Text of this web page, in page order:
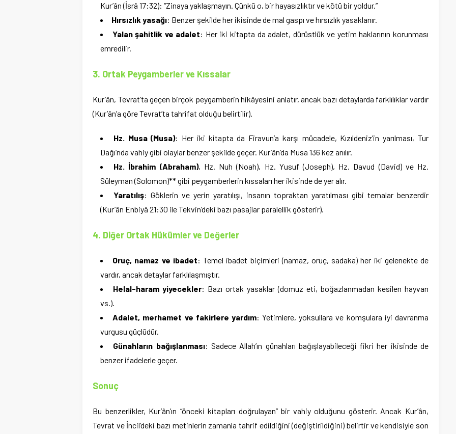
Kur’ân (İsrâ 17:32): “Zinaya yaklaşmayın. Çünkü o, bir hayasızlıktır ve kötü bir yoldur.”
Hırsızlık yasağı: Benzer şekilde her ikisinde de mal gaspı ve hırsızlık yasaklanır.
Yalan şahitlik ve adalet: Her iki kitapta da adalet, dürüstlük ve yetim haklarının korunması
emredilir.
3. Ortak Peygamberler ve Kıssalar
Kur’ân, Tevrat’ta geçen birçok peygamberin hikâyesini anlatır, ancak bazı detaylarda farklılıklar vardır
(Kur’ân’a göre Tevrat’ta tahrifat olduğu belirtilir).
Hz. Musa (Musa): Her iki kitapta da Firavun’a karşı mücadele, Kızıldeniz’in yarılması, Tur
Dağı’nda vahiy gibi olaylar benzer şekilde geçer. Kur’ân’da Musa 136 kez anılır.
Hz. İbrahim (Abraham), Hz. Nuh (Noah), Hz. Yusuf (Joseph), Hz. Davud (David) ve Hz.
Süleyman (Solomon)** gibi peygamberlerin kıssaları her ikisinde de yer alır.
Yaratılış: Göklerin ve yerin yaratılışı, insanın topraktan yaratılması gibi temalar benzerdir
(Kur’ân Enbiyâ 21:30 ile Tekvin’deki bazı pasajlar paralellik gösterir).
4. Diğer Ortak Hükümler ve Değerler
Oruç, namaz ve ibadet: Temel ibadet biçimleri (namaz, oruç, sadaka) her iki gelenekte de
vardır, ancak detaylar farklılaşmıştır.
Helal-haram yiyecekler: Bazı ortak yasaklar (domuz eti, boğazlanmadan kesilen hayvan
vs.).
Adalet, merhamet ve fakirlere yardım: Yetimlere, yoksullara ve komşulara iyi davranma
vurgusu güçlüdür.
Günahların bağışlanması: Sadece Allah’ın günahları bağışlayabileceği fikri her ikisinde de
benzer ifadelerle geçer.
Sonuç
Bu benzerlikler, Kur’ân’ın “önceki kitapları doğrulayan” bir vahiy olduğunu gösterir. Ancak Kur’ân,
Tevrat ve İncil’deki bazı metinlerin zamanla tahrif edildiğini (değiştirildiğini) belirtir ve kendisiyle son